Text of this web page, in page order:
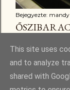
Bejegyezte:
This site uses
and to analyze
shared with